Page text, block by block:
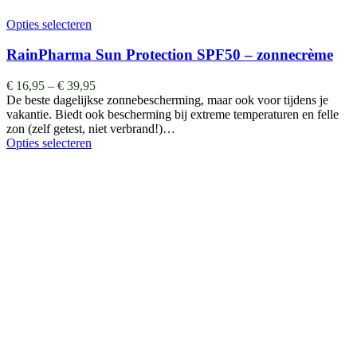
Opties selecteren
RainPharma Sun Protection SPF50 – zonnecrème
€ 16,95 – € 39,95
De beste dagelijkse zonnebescherming, maar ook voor tijdens je
vakantie. Biedt ook bescherming bij extreme temperaturen en felle
zon (zelf getest, niet verbrand!)…
Opties selecteren